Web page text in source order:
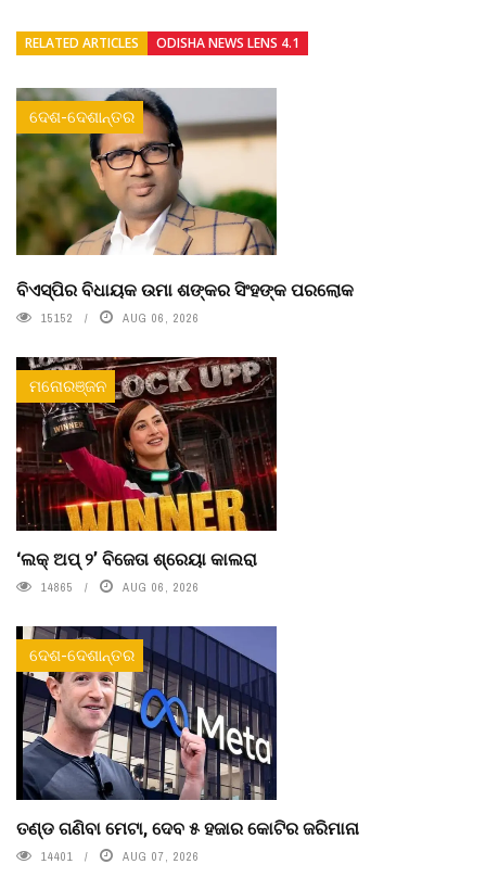
RELATED ARTICLES ODISHA NEWS LENS 4.1
ଦେଶ-ଦେଶାନ୍ତର
ବିଏସ୍‌ପିର ବିଧାୟକ ଉମା ଶଙ୍କର ସିଂହଙ୍କ ପରଲୋକ
15152 AUG 06, 2026
ମନୋରଞ୍ଜନ
‘ଲକ୍ ଅପ୍ ୨’ ବିଜେତା ଶ୍ରେୟା କାଲରା
14865 AUG 06, 2026
ଦେଶ-ଦେଶାନ୍ତର
ତଣ୍ଡ ଗଣିବା ମେଟା, ଦେବ ୫ ହଜାର କୋଟିର ଜରିମାନା
14401 AUG 07, 2026